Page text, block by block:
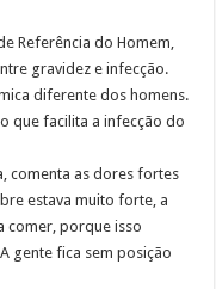
Referência do Homem,
gravidez e infecção.
diferente dos homens.
que facilita a infecção do
comenta as dores fortes
estava muito forte, a
comer, porque isso
gente fica sem posição